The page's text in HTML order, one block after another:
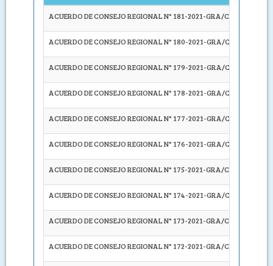
ACUERDO DE CONSEJO REGIONAL N° 181-2021-GRA/CR
ACUERDO DE CONSEJO REGIONAL N° 180-2021-GRA/CR
ACUERDO DE CONSEJO REGIONAL N° 179-2021-GRA/CR
ACUERDO DE CONSEJO REGIONAL N° 178-2021-GRA/CR
ACUERDO DE CONSEJO REGIONAL N° 177-2021-GRA/CR
ACUERDO DE CONSEJO REGIONAL N° 176-2021-GRA/CR
ACUERDO DE CONSEJO REGIONAL N° 175-2021-GRA/CR
ACUERDO DE CONSEJO REGIONAL N° 174-2021-GRA/CR
ACUERDO DE CONSEJO REGIONAL N° 173-2021-GRA/CR
ACUERDO DE CONSEJO REGIONAL N° 172-2021-GRA/CR